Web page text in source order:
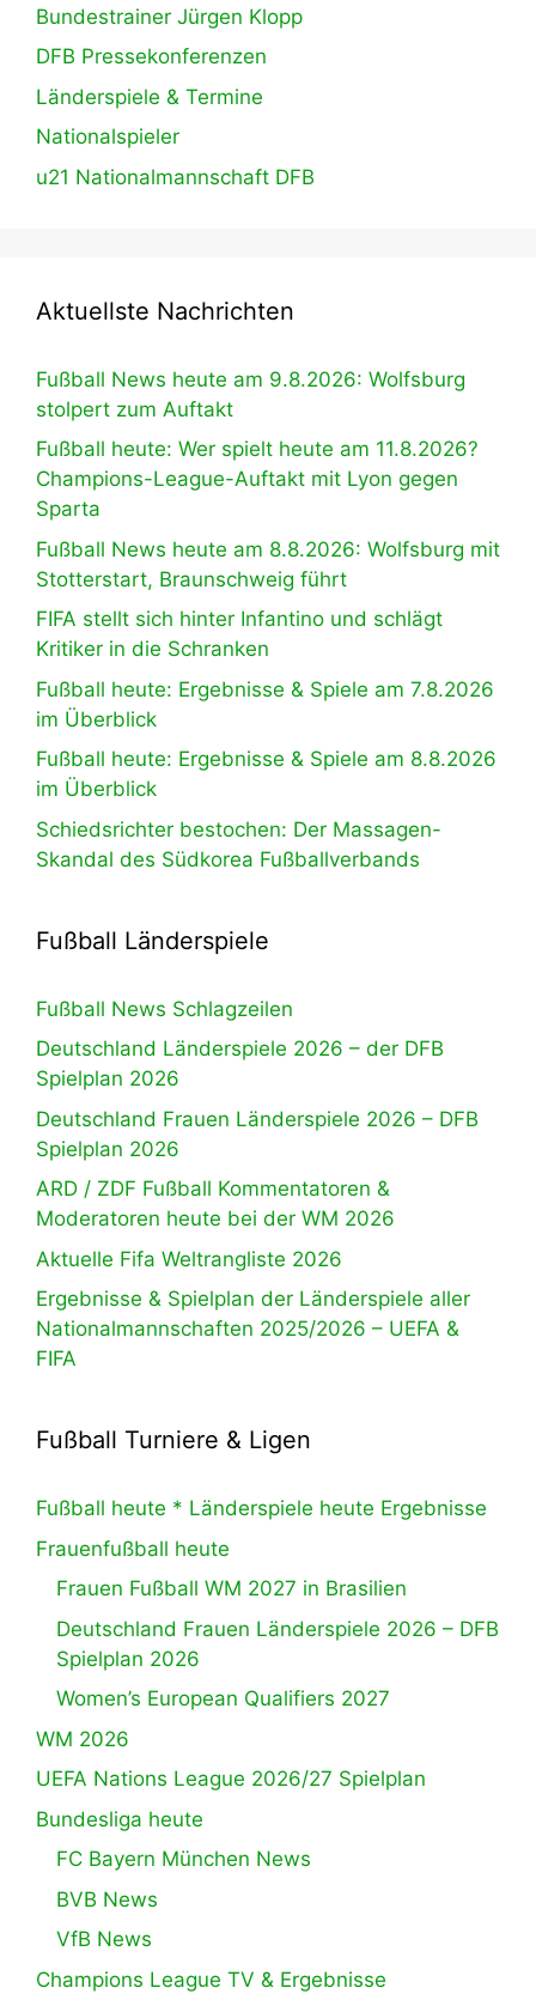
Bundestrainer Jürgen Klopp
DFB Pressekonferenzen
Länderspiele & Termine
Nationalspieler
u21 Nationalmannschaft DFB
Aktuellste Nachrichten
Fußball News heute am 9.8.2026: Wolfsburg
stolpert zum Auftakt
Fußball heute: Wer spielt heute am 11.8.2026?
Champions-League-Auftakt mit Lyon gegen
Sparta
Fußball News heute am 8.8.2026: Wolfsburg mit
Stotterstart, Braunschweig führt
FIFA stellt sich hinter Infantino und schlägt
Kritiker in die Schranken
Fußball heute: Ergebnisse & Spiele am 7.8.2026
im Überblick
Fußball heute: Ergebnisse & Spiele am 8.8.2026
im Überblick
Schiedsrichter bestochen: Der Massagen-
Skandal des Südkorea Fußballverbands
Fußball Länderspiele
Fußball News Schlagzeilen
Deutschland Länderspiele 2026 – der DFB
Spielplan 2026
Deutschland Frauen Länderspiele 2026 – DFB
Spielplan 2026
ARD / ZDF Fußball Kommentatoren &
Moderatoren heute bei der WM 2026
Aktuelle Fifa Weltrangliste 2026
Ergebnisse & Spielplan der Länderspiele aller
Nationalmannschaften 2025/2026 – UEFA &
FIFA
Fußball Turniere & Ligen
Fußball heute * Länderspiele heute Ergebnisse
Frauenfußball heute
Frauen Fußball WM 2027 in Brasilien
Deutschland Frauen Länderspiele 2026 – DFB
Spielplan 2026
Women’s European Qualifiers 2027
WM 2026
UEFA Nations League 2026/27 Spielplan
Bundesliga heute
FC Bayern München News
BVB News
VfB News
Champions League TV & Ergebnisse